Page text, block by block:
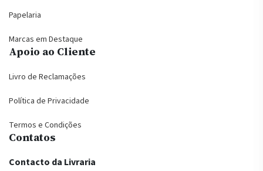
Papelaria
Marcas em Destaque
Apoio ao Cliente
Livro de Reclamações
Política de Privacidade
Termos e Condições
Contatos
Contacto da Livraria